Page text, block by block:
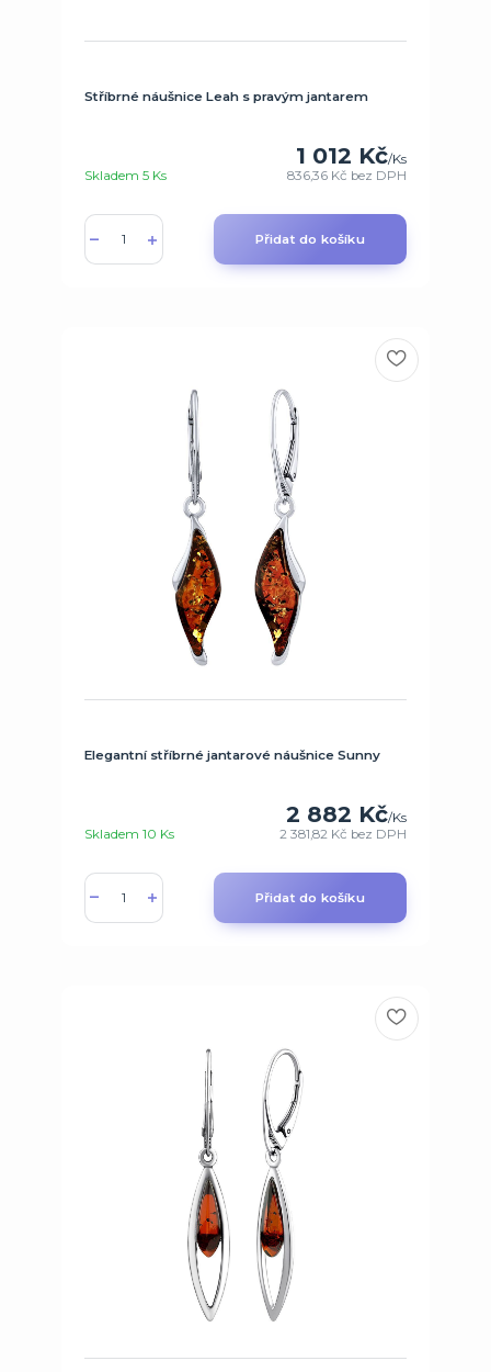
Stříbrné náušnice Leah s pravým jantarem
1 012 Kč/Ks
836,36 Kč bez DPH
Skladem 5 Ks
Přidat do košíku
Elegantní stříbrné jantarové náušnice Sunny
2 882 Kč/Ks
2 381,82 Kč bez DPH
Skladem 10 Ks
Přidat do košíku